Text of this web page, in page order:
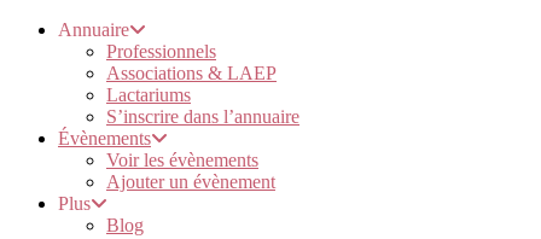
Annuaire
Professionnels
Associations & LAEP
Lactariums
S’inscrire dans l’annuaire
Évènements
Voir les évènements
Ajouter un évènement
Plus
Blog